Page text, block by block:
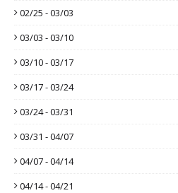
02/25 - 03/03
03/03 - 03/10
03/10 - 03/17
03/17 - 03/24
03/24 - 03/31
03/31 - 04/07
04/07 - 04/14
04/14 - 04/21